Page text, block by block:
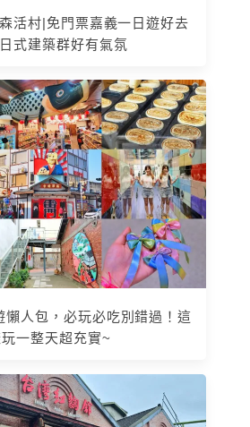
活村|免門票嘉義一日遊好去
式建築群好有氣氛
懶人包，必玩必吃別錯過！這
一整天超充實~